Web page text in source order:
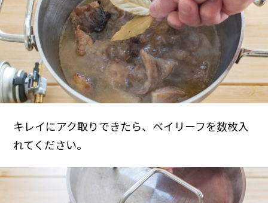
キレイにアク取りできたら、ベイリーフを数枚入
れてください。